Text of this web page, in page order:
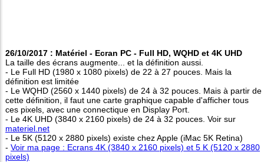
26/10/2017 : Matériel - Ecran PC - Full HD, WQHD et 4K UHD
La taille des écrans augmente... et la définition aussi.
- Le Full HD (1980 x 1080 pixels) de 22 à 27 pouces. Mais la
définition est limitée
- Le WQHD (2560 x 1440 pixels) de 24 à 32 pouces. Mais à partir de
cette définition, il faut une carte graphique capable d'afficher tous
ces pixels, avec une connectique en Display Port.
- Le 4K UHD (3840 x 2160 pixels) de 24 à 32 pouces. Voir sur
materiel.net
- Le 5K (5120 x 2880 pixels) existe chez Apple (iMac 5K Retina)
- Voir ma page : Ecrans 4K (3840 x 2160 pixels) et 5 K (5120 x 2880
pixels)